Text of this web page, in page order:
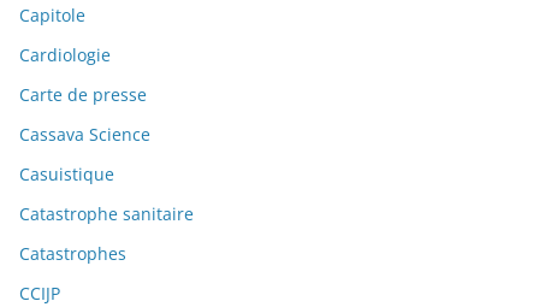
Capitole
Cardiologie
Carte de presse
Cassava Science
Casuistique
Catastrophe sanitaire
Catastrophes
CCIJP